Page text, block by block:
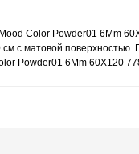
Color Powder01 6Mm
с матовой
Powder01 6Mm 60X120